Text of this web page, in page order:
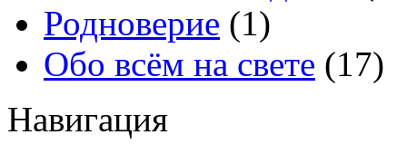
Родноверие (1)
Обо всём на свете (17)
Навигация